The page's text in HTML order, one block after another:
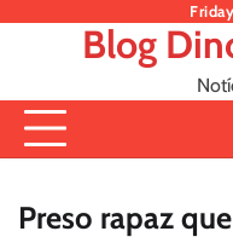
Blog
Preso rapaz